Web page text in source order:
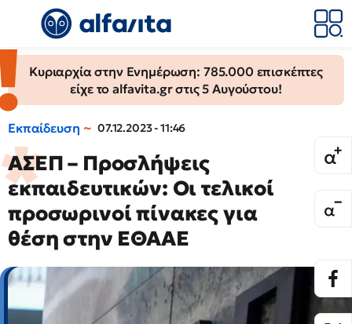
Κυριαρχία στην Ενημέρωση: 785.000 επισκέπτες
είχε το alfavita.gr στις 5 Αυγούστου!
Εκπαίδευση 07.12.2023 - 11:46
ΑΣΕΠ – Προσλήψεις
εκπαιδευτικών: Οι τελικοί
προσωρινοί πίνακες για
θέση στην ΕΘΑΑΕ